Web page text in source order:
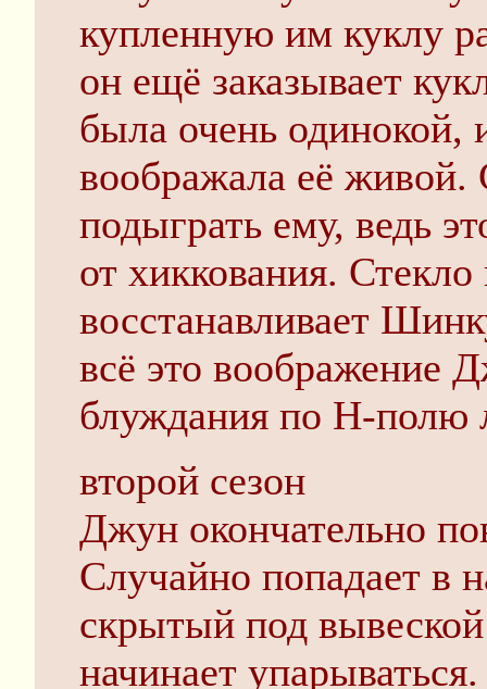
купленную им куклу
он ещё заказывает
была очень одинокой,
воображала её
подыграть ему, ведь
от хиккования.
восстанавливает
всё это воображение
блуждания по Н-полю
второй сезон
Джун окончательно
Случайно попадает в
скрытый под
начинает